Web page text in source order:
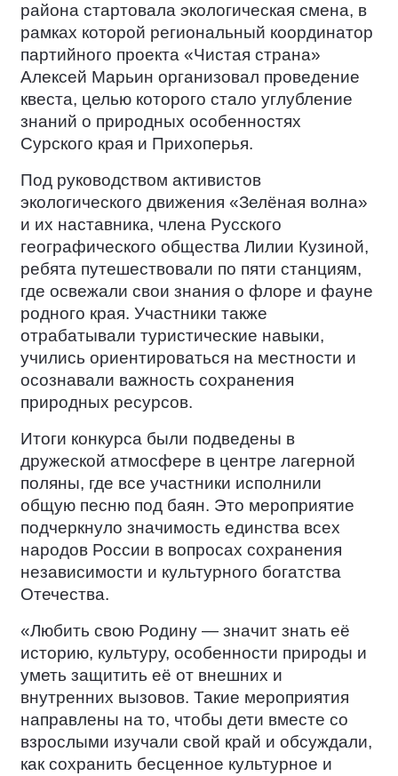
района стартовала экологическая смена, в
рамках которой региональный координатор
партийного проекта «Чистая страна»
Алексей Марьин организовал проведение
квеста, целью которого стало углубление
знаний о природных особенностях
Сурского края и Прихоперья.
Под руководством активистов
экологического движения «Зелёная волна»
и их наставника, члена Русского
географического общества Лилии Кузиной,
ребята путешествовали по пяти станциям,
где освежали свои знания о флоре и фауне
родного края. Участники также
отрабатывали туристические навыки,
учились ориентироваться на местности и
осознавали важность сохранения
природных ресурсов.
Итоги конкурса были подведены в
дружеской атмосфере в центре лагерной
поляны, где все участники исполнили
общую песню под баян. Это мероприятие
подчеркнуло значимость единства всех
народов России в вопросах сохранения
независимости и культурного богатства
Отечества.
«Любить свою Родину — значит знать её
историю, культуру, особенности природы и
уметь защитить её от внешних и
внутренних вызовов. Такие мероприятия
направлены на то, чтобы дети вместе со
взрослыми изучали свой край и обсуждали,
как сохранить бесценное культурное и